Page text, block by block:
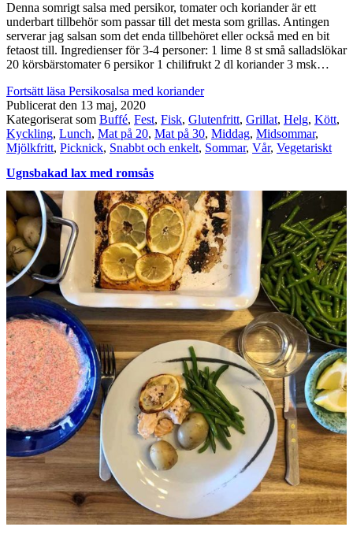
Denna somrigt salsa med persikor, tomater och koriander är ett
underbart tillbehör som passar till det mesta som grillas. Antingen
serverar jag salsan som det enda tillbehöret eller också med en bit
fetaost till. Ingredienser för 3-4 personer: 1 lime 8 st små salladslökar
20 körsbärstomater 6 persikor 1 chilifrukt 2 dl koriander 3 msk…
Fortsätt läsa Persikosalsa med koriander
Publicerat den 13 maj, 2020
Kategoriserat som Buffé, Fest, Fisk, Glutenfritt, Grillat, Helg, Kött,
Kyckling, Lunch, Mat på 20, Mat på 30, Middag, Midsommar,
Mjölkfritt, Picknick, Snabbt och enkelt, Sommar, Vår, Vegetariskt
Ugnsbakad lax med romsås